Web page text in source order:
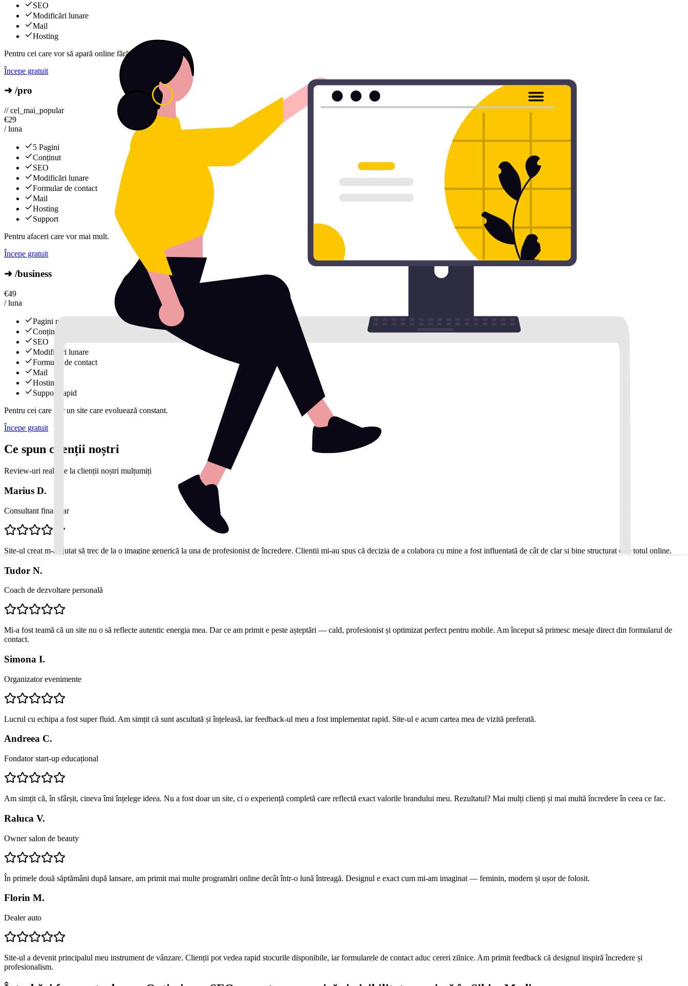
SEO
Modificări lunare
Mail
Hosting
Pentru cei care vor să apară online fără complicații.
Începe gratuit
➜ /pro
// cel_mai_popular
€29
/ luna
5 Pagini
Conținut
SEO
Modificări lunare
Formular de contact
Mail
Hosting
Support
Pentru afaceri care vor mai mult.
Începe gratuit
➜ /business
€49
/ luna
Pagini multiple
Conținut
SEO
Modificări lunare
Formular de contact
Mail
Hosting
Support rapid
Pentru cei care vor un site care evoluează constant.
Începe gratuit
Ce spun clienții noștri
Review-uri reale de la clienții noștri mulțumiți
Marius D.
Consultant financiar
Site-ul creat m-a ajutat să trec de la o imagine generică la una de profesionist de încredere. Clienții mi-au spus că decizia de a colabora cu mine a fost influențată de cât de clar și bine structurat este totul online.
Tudor N.
Coach de dezvoltare personală
Mi-a fost teamă că un site nu o să reflecte autentic energia mea. Dar ce am primit e peste așteptări — cald, profesionist și optimizat perfect pentru mobile. Am început să primesc mesaje direct din formularul de
contact.
Simona I.
Organizator evenimente
Lucrul cu echipa a fost super fluid. Am simțit că sunt ascultată și înțeleasă, iar feedback-ul meu a fost implementat rapid. Site-ul e acum cartea mea de vizită preferată.
Andreea C.
Fondator start-up educațional
Am simțit că, în sfârșit, cineva îmi înțelege ideea. Nu a fost doar un site, ci o experiență completă care reflectă exact valorile brandului meu. Rezultatul? Mai mulți clienți și mai multă încredere în ceea ce fac.
Raluca V.
Owner salon de beauty
În primele două săptămâni după lansare, am primit mai multe programări online decât într-o lună întreagă. Designul e exact cum mi-am imaginat — feminin, modern și ușor de folosit.
Florin M.
Dealer auto
Site-ul a devenit principalul meu instrument de vânzare. Clienții pot vedea rapid stocurile disponibile, iar formularele de contact aduc cereri zilnice. Am primit feedback că designul inspiră încredere și
profesionalism.